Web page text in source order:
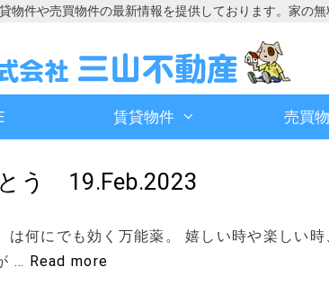
物件や売買物件の最新情報を提供しております。家の
賃貸物件 売買
う 19.Feb.2023
は何にでも効く万能薬。 嬉しい時や楽しい
… Read more